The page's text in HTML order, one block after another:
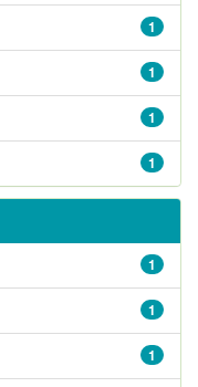
1
1
1
1
1
1
1